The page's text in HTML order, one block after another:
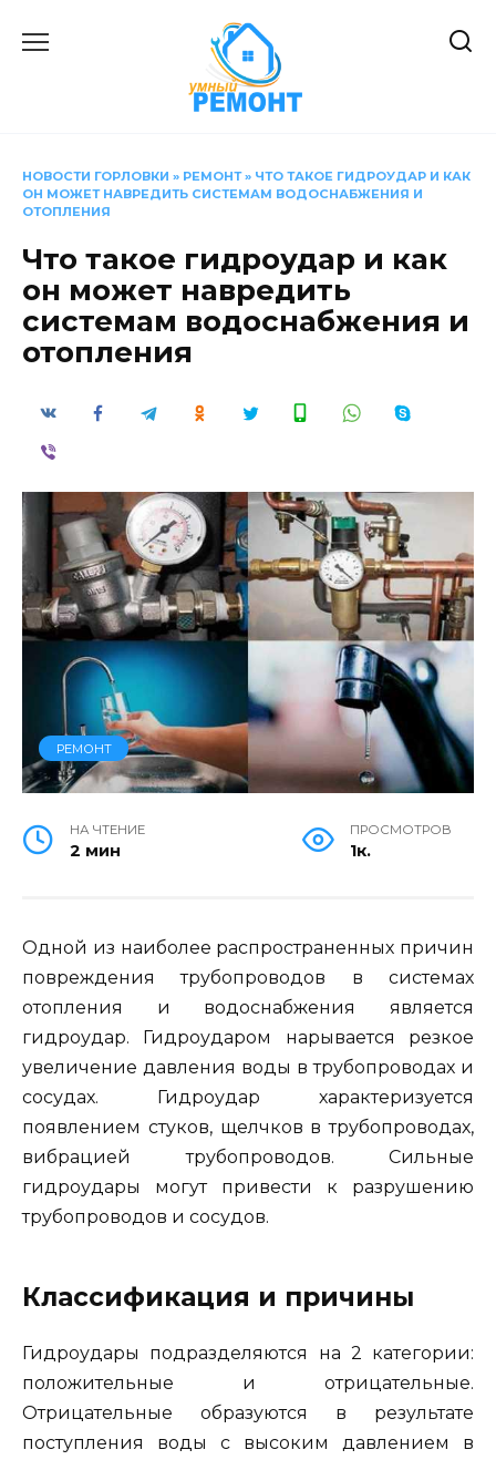
НОВОСТИ ГОРЛОВКИ » РЕМОНТ» ЧТО ТАКОЕ ГИДРОУДАР И КАК
ОН МОЖЕТ НАВРЕДИТЬ СИСТЕМАМ ВОДОСНАБЖЕНИЯ И
ОТОПЛЕНИЯ
Что такое гидроудар и как
он может навредить
системам водоснабжения и
отопления
РЕМОНТ
НА ЧТЕНИЕ
2 мин
ПРОСМОТРОВ
1к.
Одной из наиболее распространенных причин
повреждения трубопроводов в системах
отопления и водоснабжения является
гидроудар. Гидроударом нарывается резкое
увеличение давления воды в трубопроводах и
сосудах. Гидроудар характеризуется
появлением стуков, щелчков в трубопроводах,
вибрацией трубопроводов. Сильные
гидроудары могут привести к разрушению
трубопроводов и сосудов.
Классификация и причины
Гидроудары подразделяются на 2 категории:
положительные и отрицательные.
Отрицательные образуются в результате
поступления воды с высоким давлением в